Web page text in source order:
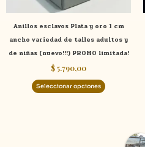
Anillos esclavos Plata y oro 1 cm
ancho variedad de talles adultos y
de niñas (nuevo!!!) PROMO limitada!
$5.790,00
Seleccionar opciones
elegir
en
la
página
producto